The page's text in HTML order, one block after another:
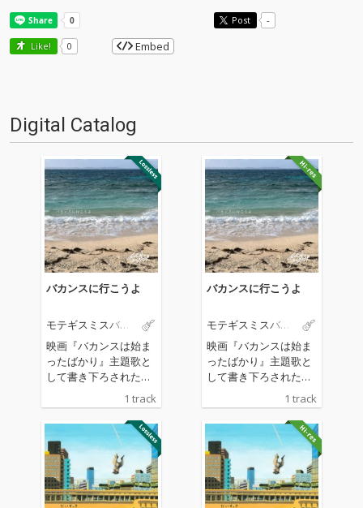
Post -
Like! 0 Embed
Digital Catalog
バカンスに行こうよ
モテギスミスバン
映画『バカンスは始ま
ったばかり』主題歌と
して書き下ろされた新
曲。 木村聡志監督によ
るENBUゼミナール・
シネマプロジェクト第
12弾作品『バカンスは
始まったばかり』は、
2026年6月19日(金)より
新宿武蔵野館ほか全国
順次公開。
1 track
バカンスに行こうよ
モテギスミスバン
映画『バカンスは始ま
ったばかり』主題歌と
して書き下ろされた新
曲。 木村聡志監督によ
るENBUゼミナール・
シネマプロジェクト第
12弾作品『バカンスは
始まったばかり』は、
2026年6月19日(金)より
新宿武蔵野館ほか全国
順次公開。
1 track